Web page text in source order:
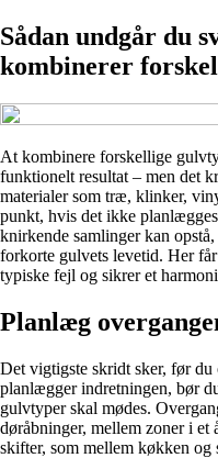
Sådan undgår du
kombinerer
At kombinere forskellige
funktionelt resultat – men det
materialer som træ, klinker,
punkt, hvis det ikke
knirkende samlinger kan
forkorte gulvets levetid. Her
typiske fejl og sikrer et
Planlæg
Det vigtigste skridt sker, før
planlægger indretningen, bør
gulvtyper skal mødes.
døråbninger, mellem zoner i
skifter, som mellem køkken og